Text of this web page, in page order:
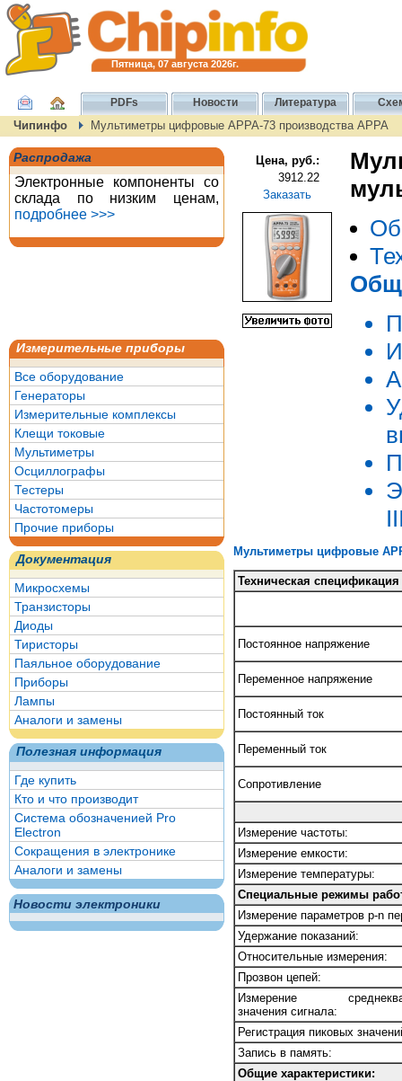
Пятница, 07 августа 2026г.
PDFs Новости Литература
Чипинфо Мультиметры цифровые APPA-73 производства APPA
Распродажа
Электронные компоненты со
склада по низким ценам,
подробнее >>>
Измерительные приборы
Все оборудование
Генераторы
Измерительные комплексы
Клещи токовые
Мультиметры
Осциллографы
Тестеры
Частотомеры
Прочие приборы
Документация
Микросхемы
Транзисторы
Диоды
Тиристоры
Паяльное оборудование
Приборы
Лампы
Аналоги и замены
Полезная информация
Где купить
Кто и что производит
Система обозначенией Pro
Electron
Сокращения в электронике
Аналоги и замены
Новости электроники
Цена, руб.:
3912.22
Заказать
Мультиметры цифровые
Техническая спецификация
Постоянное напряжение
Переменное напряжение
Постоянный ток
Переменный ток
Сопротивление
Измерение частоты:
Измерение емкости:
Измерение температуры:
Специальные режимы
Измерение параметров p-n
Удержание показаний:
Относительные измерения:
Прозвон цепей:
Измерение
значения сигнала:
Регистрация пиковых
Запись в память:
Общие характеристики: